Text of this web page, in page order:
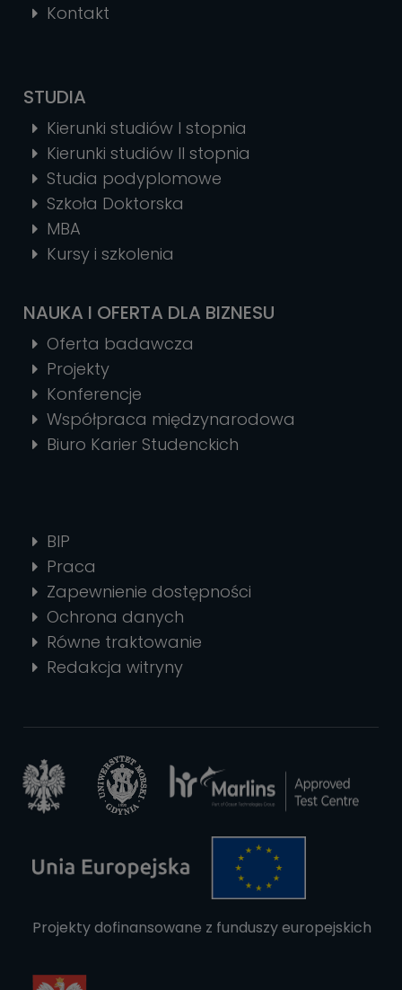
Kontakt
STUDIA
Kierunki studiów I stopnia
Kierunki studiów II stopnia
Studia podyplomowe
Szkoła Doktorska
MBA
Kursy i szkolenia
NAUKA I OFERTA DLA BIZNESU
Oferta badawcza
Projekty
Konferencje
Współpraca międzynarodowa
Biuro Karier Studenckich
BIP
Praca
Zapewnienie dostępności
Ochrona danych
Równe traktowanie
Redakcja witryny
Projekty dofinansowane z funduszy europejskich